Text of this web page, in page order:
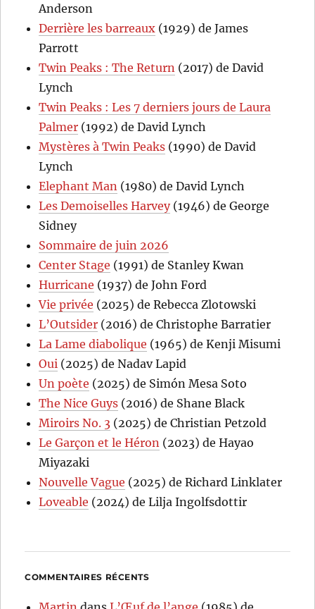
Anderson
Derrière les barreaux (1929) de James
Parrott
Twin Peaks : The Return (2017) de David
Lynch
Twin Peaks : Les 7 derniers jours de Laura
Palmer (1992) de David Lynch
Mystères à Twin Peaks (1990) de David
Lynch
Elephant Man (1980) de David Lynch
Les Demoiselles Harvey(1946) de George
Sidney
Sommaire de juin 2026
Center Stage (1991) de Stanley Kwan
Hurricane (1937) de John Ford
Vie privée (2025) de Rebecca Zlotowski
L’Outsider (2016) de Christophe Barratier
La Lame diabolique (1965) de Kenji Misumi
Oui (2025) de Nadav Lapid
Un poète (2025) de Simón Mesa Soto
The Nice Guys (2016) de Shane Black
Miroirs No. 3 (2025) de Christian Petzold
Le Garçon et le Héron (2023) de Hayao
Miyazaki
Nouvelle Vague (2025) de Richard Linklater
Loveable (2024) de Lilja Ingolfsdottir
COMMENTAIRES RÉCENTS